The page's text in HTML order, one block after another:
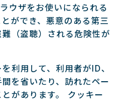
ウザをお使いになられる
ができ、悪意のある第三
（盗聴）される危険性が
利用して、利用者がID、
を省いたり、訪れたペー
があります。 クッキー